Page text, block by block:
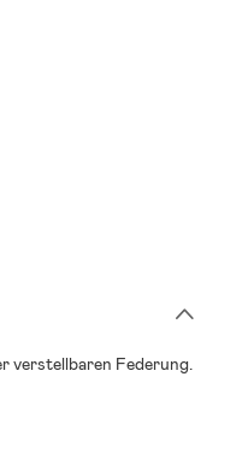
verstellbaren Federung.